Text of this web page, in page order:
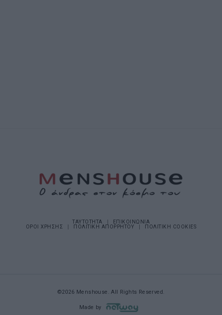
ΤΑΥΤΟΤΗΤΑ
ΕΠΙΚΟΙΝΩΝΙΑ
ΟΡΟΙ ΧΡΗΣΗΣ
ΠΟΛΙΤΙΚΗ ΑΠΟΡΡΗΤΟΥ ΠΟΛΙΤΙΚΗ COOKIES
©2026 Menshouse. All Rights Reserved.
Made by